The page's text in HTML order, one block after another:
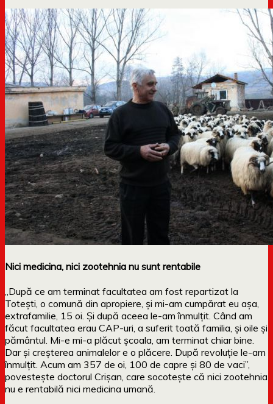
Nici medicina, nici zootehnia nu sunt rentabile
„După ce am terminat facultatea am fost repartizat la
Toteşti, o comună din apropiere, şi mi-am cumpărat eu aşa,
extrafamilie, 15 oi. Şi după aceea le-am înmulţit. Când am
făcut facultatea erau CAP-uri, a suferit toată familia, şi oile şi
pământul. Mi-e mi-a plăcut şcoala, am terminat chiar bine.
Dar şi creşterea animalelor e o plăcere. După revoluţie le-am
înmulţit. Acum am 357 de oi, 100 de capre şi 80 de vaci”,
povesteşte doctorul Crişan, care socoteşte că nici zootehnia
nu e rentabilă nici medicina umană.